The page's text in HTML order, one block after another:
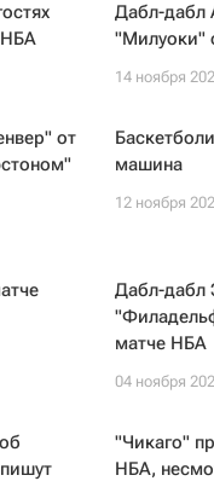
НБА
Дабл-дабл
"Милуоки"
14 ноября
от
машина
12 ноября
Дабл-дабл
матче НБА
04 ноября
"Чикаго"
НБА,